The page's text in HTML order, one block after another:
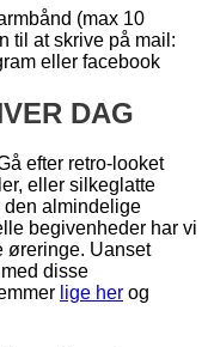
(max 10
til at skrive på mail:
eller facebook
DAG
efter retro-looket
eller silkeglatte
den almindelige
begivenheder har vi
øreringe. Uanset
disse
lige her og